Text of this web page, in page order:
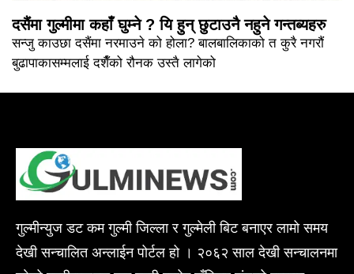
दसैंमा गुल्मीमा कहाँ घुम्ने ? यि हुन् छुटाउनै नहुने गन्तब्यहरु
सन्जु काउछा दसैंमा नरमाउने को होला? बालबालिकाको त कुरै नगरौं
बुढापाकासम्मलाई दशैँको रौनक उस्तै लागेको
गुल्मीन्युज डट कम गुल्मी जिल्ला र गुल्मेली बिट बनाएर लामो समय
देखी सन्चालित अन्लाईन पोर्टल हो । २०६२ साल देखी सन्चालनमा